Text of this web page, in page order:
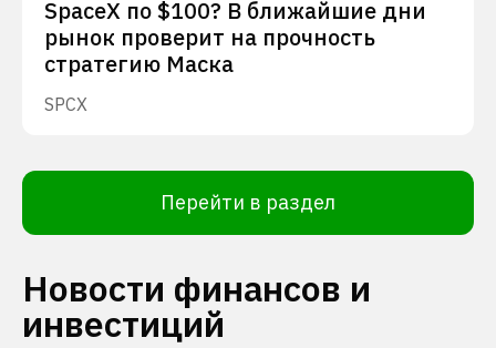
SpaceX по $100? В ближайшие дни
рынок проверит на прочность
стратегию Маска
SPCX
Перейти в раздел
Новости финансов и
инвестиций